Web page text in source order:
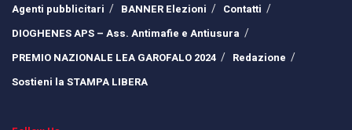
Agenti pubblicitari
BANNER Elezioni
Contatti
DIOGHENES APS – Ass. Antimafie e Antiusura
PREMIO NAZIONALE LEA GAROFALO 2024
Redazione
Sostieni la STAMPA LIBERA